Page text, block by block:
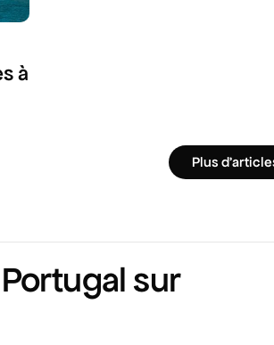
à
Plus
sur